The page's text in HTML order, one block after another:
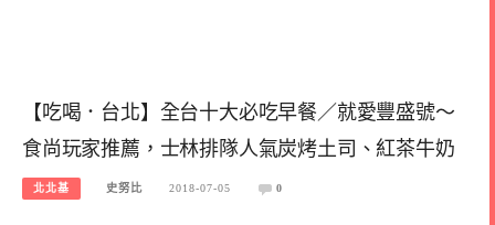
【吃喝．台北】全台十大必吃早餐／就愛豐盛號～
食尚玩家推薦，士林排隊人氣炭烤土司、紅茶牛奶
北北基 史努比 2018-07-05 0